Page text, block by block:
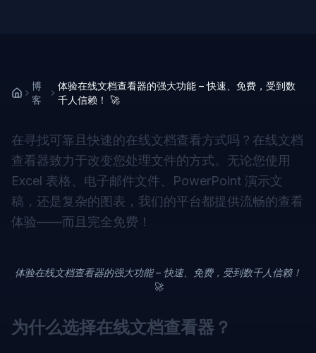
博
客
体验在线文档查看器的强大功能 – 快速、免费，受到数
千人信赖！ 🚀
在寻找可靠且快速的在线文档查看方式吗？在线文档
查看器致力于改变您处理文件的方式。无论您使用
Excel 表格、电子邮件文件、PowerPoint 演示文
稿，还是复杂的图表，我们的平台都提供流畅的查看
体验——而且完全免费！
体验在线文档查看器的强大功能 – 快速、免费，受到数千人信赖！
🚀
为什么选择在线文档查看器？